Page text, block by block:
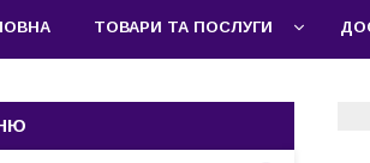
ТОВАРИ ТА ПОСЛУГИ